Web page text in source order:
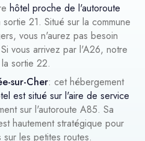
hôtel proche de l'autoroute
21. Situé sur la commune
vous n'aurez pas besoin
vous arrivez par l'A26, notre
sortie 22.
sur-Cher: cet hébergement
est situé sur l'aire de service
sur l'autoroute A85. Sa
hautement stratégique pour
les petites routes.